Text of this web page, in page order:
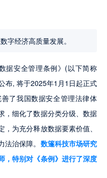
字经济高质量发展。
据安全管理条例》(以下简称
布, 将于2025年1月1日起正式
了我国数据安全管理法律体
，细化了数据分类分级、数据
为充分释放数据要素价值、
治保障。 数篷科技市场研究
，特别对《条例》进行了深度